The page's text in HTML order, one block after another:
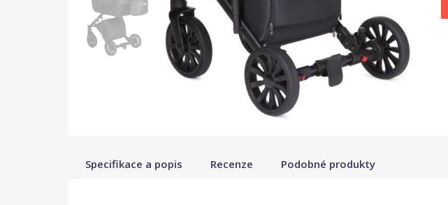
Specifikace a popis Recenze Podobné produkty